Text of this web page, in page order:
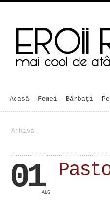
Acasă Femei Bărbaţi
Arhiva
01AUG